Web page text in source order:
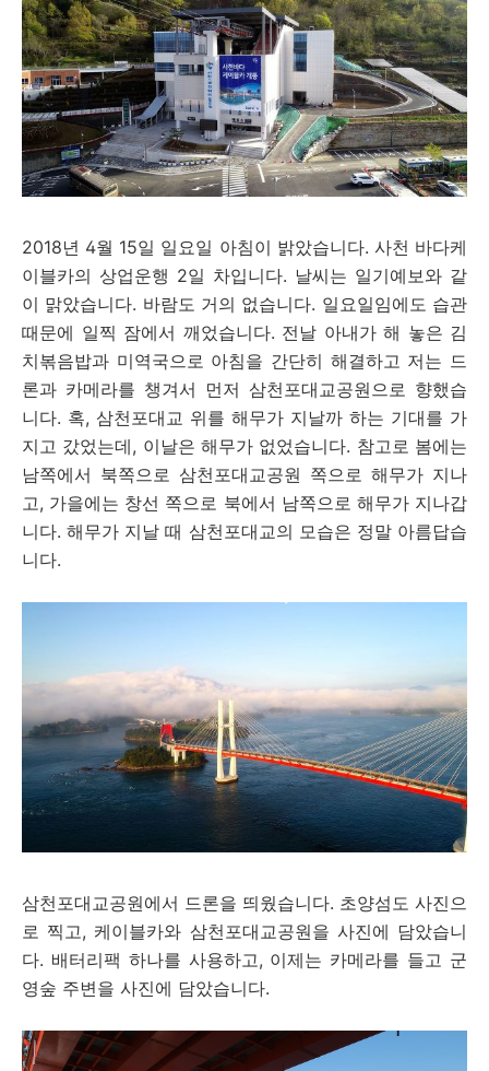
2018년 4월 15일 일요일 아침이 밝았습니다. 사천 바다케
이블카의 상업운행 2일 차입니다. 날씨는 일기예보와 같
이 맑았습니다. 바람도 거의 없습니다. 일요일임에도 습관
때문에 일찍 잠에서 깨었습니다. 전날 아내가 해 놓은 김
치볶음밥과 미역국으로 아침을 간단히 해결하고 저는 드
론과 카메라를 챙겨서 먼저 삼천포대교공원으로 향했습
니다. 혹, 삼천포대교 위를 해무가 지날까 하는 기대를 가
지고 갔었는데, 이날은 해무가 없었습니다. 참고로 봄에는
남쪽에서 북쪽으로 삼천포대교공원 쪽으로 해무가 지나
고, 가을에는 창선 쪽으로 북에서 남쪽으로 해무가 지나갑
니다. 해무가 지날 때 삼천포대교의 모습은 정말 아름답습
니다.
삼천포대교공원에서 드론을 띄웠습니다. 초양섬도 사진으
로 찍고, 케이블카와 삼천포대교공원을 사진에 담았습니
다. 배터리팩 하나를 사용하고, 이제는 카메라를 들고 군
영숲 주변을 사진에 담았습니다.